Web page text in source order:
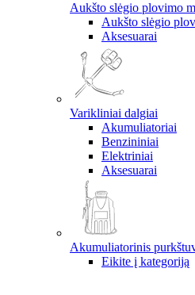
Aukšto slėgio plovimo
Aukšto slėgio
Aksesuarai
Varikliniai dalgiai
Akumuliatoriai
Benzininiai
Elektriniai
Aksesuarai
Akumuliatorinis
Eikite į kategoriją